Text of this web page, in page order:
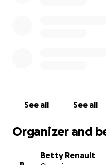
See all See all
Organizer and
Betty Renault